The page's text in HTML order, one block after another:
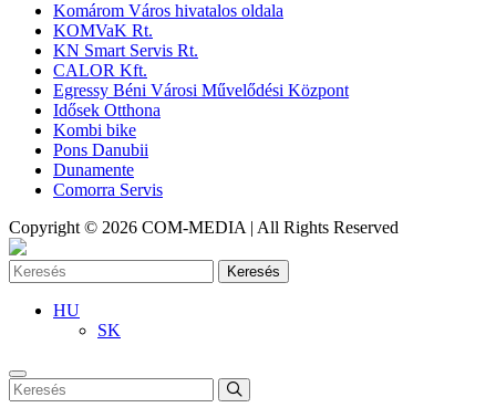
Komárom Város hivatalos oldala
KOMVaK Rt.
KN Smart Servis Rt.
CALOR Kft.
Egressy Béni Városi Művelődési Központ
Idősek Otthona
Kombi bike
Pons Danubii
Dunamente
Comorra Servis
Copyright © 2026 COM-MEDIA | All Rights Reserved
Keresés
HU
SK